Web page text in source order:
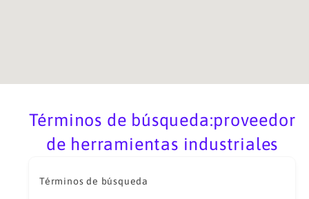
Términos de búsqueda:proveedor
de herramientas industriales
Términos de búsqueda